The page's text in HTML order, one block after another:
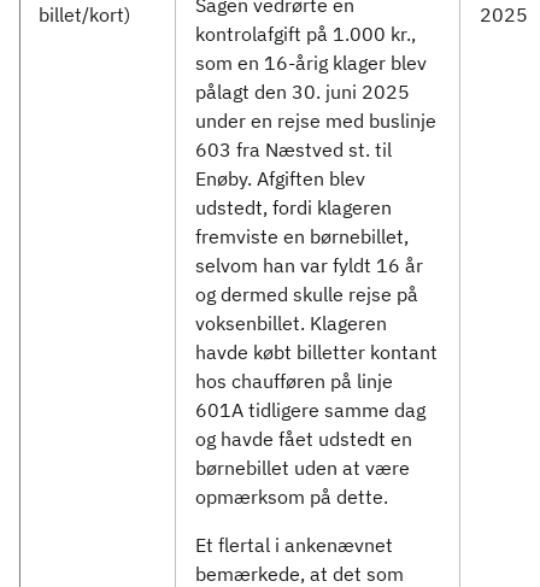
billet/kort)
Sagen vedrørte en
kontrolafgift på 1.000 kr.,
som en 16-årig klager blev
pålagt den 30. juni 2025
under en rejse med buslinje
603 fra Næstved st. til
Enøby. Afgiften blev
udstedt, fordi klageren
fremviste en børnebillet,
selvom han var fyldt 16 år
og dermed skulle rejse på
voksenbillet. Klageren
havde købt billetter kontant
hos chaufføren på linje
601A tidligere samme dag
og havde fået udstedt en
børnebillet uden at være
opmærksom på dette.
Et flertal i ankenævnet
bemærkede, at det som
2025